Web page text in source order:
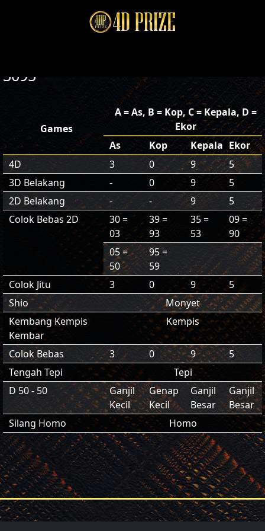
3095
Games
A = As, B = Kop, C = Kepala, D =
Ekor
As
Kop Kepala Ekor
4D
3 0 9
5
3D Belakang
- 0 9
5
2D Belakang
- - 9
5
Colok Bebas 2D
30 =
03
39 =
93
35 =
53
09 =
90
05 =
50
95 =
59
Colok Jitu
3 0 9
5
Shio
Monyet
Kembang Kempis
Kembar
Kempis
Colok Bebas 3 0 9
5
Tengah Tepi
Tepi
D 50 - 50
Ganjil
Kecil
Genap
Kecil
Ganjil
Besar
Ganjil
Besar
Silang Homo
Homo